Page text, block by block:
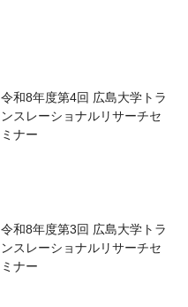
令和8年度第4回 広島大学トラ
ンスレーショナルリサーチセ
ミナー
令和8年度第3回 広島大学トラ
ンスレーショナルリサーチセ
ミナー